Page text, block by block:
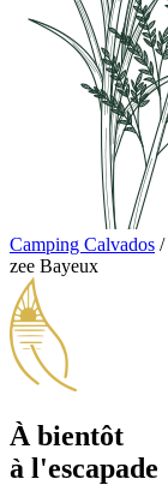
Camping Calvados /
zee Bayeux
À bientôt
à l'escapade